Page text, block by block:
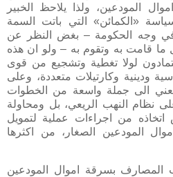
المودعين، ولذا يلاحظ الخبير
«الكمائن» التي باتت السمة
في وجه الحكومة – بغض النظر عن
ما قامت به وتقوم به – ولو ان هذه
لولا تغطية وتشجيع من قوى
ودينية وكارتيلات متعددة، وعلى
الى جملة واسعة من الخطوات
نظام النهب الريعي، بل ومحاولة
من اجراءات عملية لتمويل
المودعين الصغار، من اكثرها
المصارف بسرقة اموال المودعين